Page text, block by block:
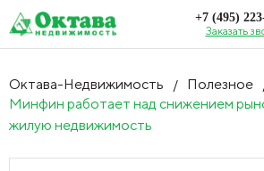
+7 (495)
Заказать
Октава-Недвижимость / Полезное
Минфин работает над снижением
жилую недвижимость